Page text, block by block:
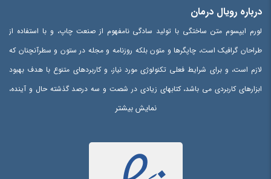
درباره رویال درمان
لورم ایپسوم متن ساختگی با تولید سادگی نامفهوم از صنعت چاپ، و با استفاده از
طراحان گرافیک است، چاپگرها و متون بلکه روزنامه و مجله در ستون و سطرآنچنان که
لازم است، و برای شرایط فعلی تکنولوژی مورد نیاز، و کاربردهای متنوع با هدف بهبود
ابزارهای کاربردی می باشد، کتابهای زیادی در شصت و سه درصد گذشته حال و آینده،
شناخت فراوان جامعه و متخصصان را می طلبد، تا با نرم افزارها شناخت بیشتری را
ایجاد کرد، در این صورت می توان امید داشت که تمام و دشواری موجود در ارائه
راهکارها، و شرایط سخت تایپ به پایان رسد و زمان مورد نیاز شامل حروفچینی
نمایش بیشتر